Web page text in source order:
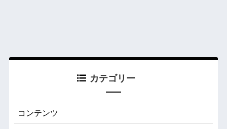
カテゴリー
コンテンツ